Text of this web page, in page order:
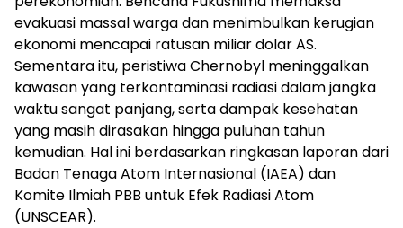
evakuasi massal warga dan menimbulkan kerugian
ekonomi mencapai ratusan miliar dolar AS.
Sementara itu, peristiwa Chernobyl meninggalkan
kawasan yang terkontaminasi radiasi dalam jangka
waktu sangat panjang, serta dampak kesehatan
yang masih dirasakan hingga puluhan tahun
kemudian. Hal ini berdasarkan ringkasan laporan dari
Badan Tenaga Atom Internasional (IAEA) dan
Komite Ilmiah PBB untuk Efek Radiasi Atom
(UNSCEAR).